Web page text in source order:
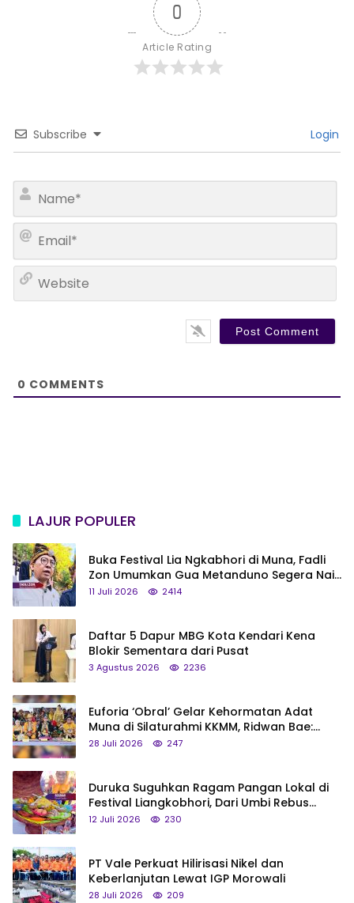
0
Article Rating
Subscribe Login
m
a
l
0 COMMENTS
LAJUR POPULER
Buka Festival Lia Ngkabhori di Muna, Fadli
Zon Umumkan Gua Metanduno Segera Naik
Status Jadi Cagar Budaya Nasional
11 Juli 2026 2414
Daftar 5 Dapur MBG Kota Kendari Kena
Blokir Sementara dari Pusat
3 Agustus 2026 2236
Euforia ‘Obral’ Gelar Kehormatan Adat
Muna di Silaturahmi KKMM, Ridwan Bae:
Saya Bukan Tipe Begitu, Belum Pantas!
28 Juli 2026 247
Duruka Suguhkan Ragam Pangan Lokal di
Festival Liangkobhori, Dari Umbi Rebus
hingga Tumpeng Beras Muna
12 Juli 2026 230
PT Vale Perkuat Hilirisasi Nikel dan
Keberlanjutan Lewat IGP Morowali
28 Juli 2026 209